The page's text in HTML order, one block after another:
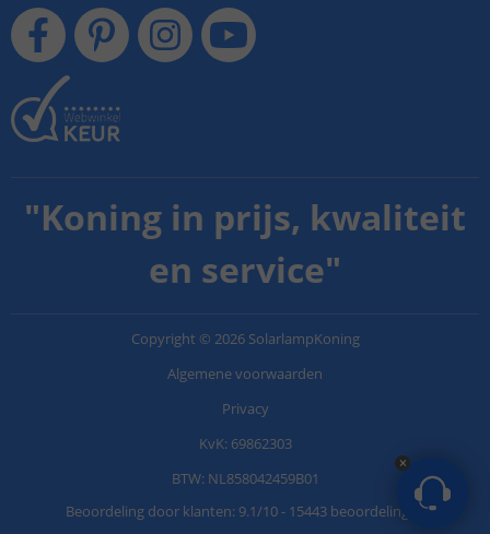
"Koning in prijs, kwaliteit
en service"
Copyright © 2026 SolarlampKoning
Algemene voorwaarden
Privacy
KvK: 69862303
BTW: NL858042459B01
Beoordeling door klanten: 9.1/10- 15443 beoordelingen